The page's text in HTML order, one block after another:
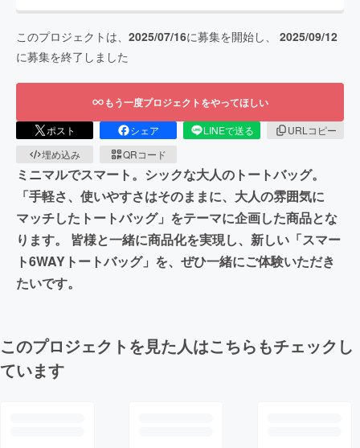
このプロジェクトは、 2025/07/16に募集を開始し、 2025/09/12
に募集を終了しました
もう一度プロジェクトをやってほしい
ポスト シェア LINEで送る
URLコピー
埋め込み
QRコード
ミニマルでスマート。シックな大人のトートバッグ。
「手軽さ、使いやすさはそのままに、大人の雰囲気に
マッチしたトートバッグ」をテーマに企画した商品とな
ります。 皆様と一緒に商品化を実現し、新しい「スマー
ト6WAYトートバッグ」を、ぜひ一緒にご体験いただき
たいです。
このプロジェクトを見た人はこちらもチェックし
ています